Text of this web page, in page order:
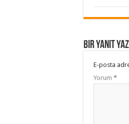
Bir yanıt
E-posta
Yorum *